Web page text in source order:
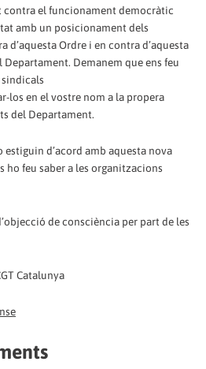
contra el funcionament democràtic
amb un posicionament dels
d’aquesta Ordre i en contra d’aquesta
Departament. Demanem que ens feu
los en el vostre nom a la propera
del Departament.
estiguin d’acord amb aquesta nova
ho feu saber a les organitzacions
de consciència per part de les
Catalunya